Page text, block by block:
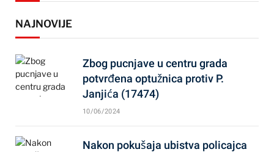
NAJNOVIJE
Zbog pucnjave u centru grada
potvrđena optužnica protiv P.
Janjića (17474)
10/06/2024
Nakon pokušaja ubistva policajca